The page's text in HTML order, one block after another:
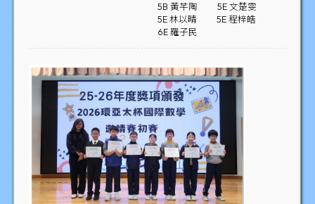
5B 黃芊陶
5E 文楚雯
5E 林以晴
5E 程梓皓
6E 羅子民